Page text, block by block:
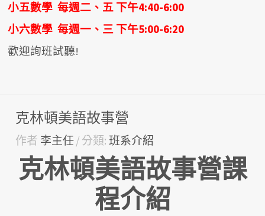
小五數學 每週二、五 下午4:40-6:00
小六數學 每週一、三 下午5:00-6:20
歡迎詢班試聽!
克林頓美語故事營
作者 李主任 分類: 班系介紹
克林頓美語故事營課
程介紹